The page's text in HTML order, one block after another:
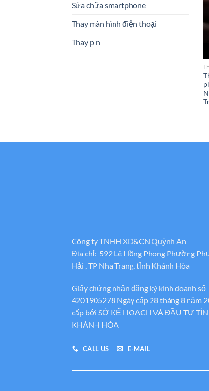
Sửa chữa smartphone
Thay màn hình điện thoại
Thay pin
Công ty TNHH XD&CN Quỳnh An
Địa chỉ: 592 Lê Hồng Phong Phường
Hải , TP Nha Trang, tỉnh Khánh Hòa
Giấy chứng nhận đăng ký kinh doanh số
4201905278 Ngày cấp 28 tháng 8 năm
cấp bới SỞ KẾ HOẠCH VÀ ĐẦU TƯ
KHÁNH HÒA
CALL US E-MAIL